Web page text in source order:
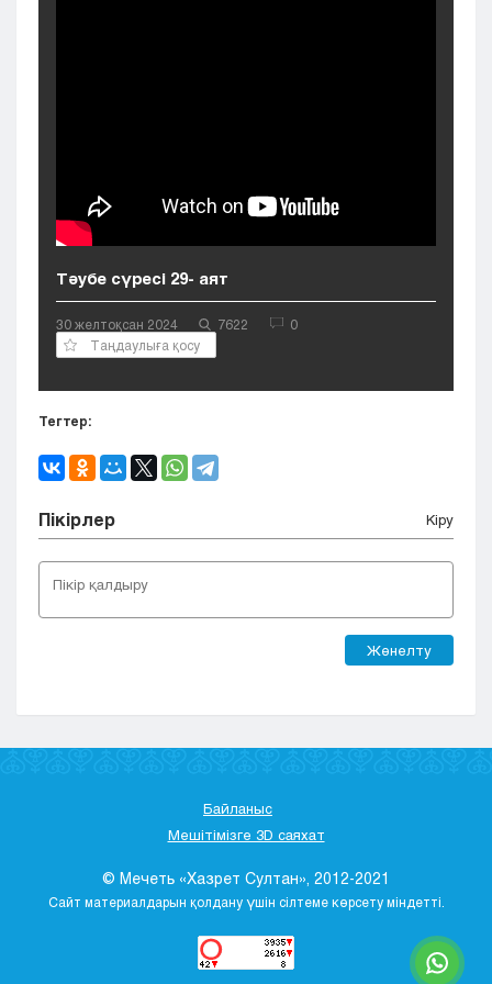
Уральск
Усть-Каменогорск
Тәубе сүресі 29- аят
30 желтоқсан 2024 7622
0
Таңдаулыға қосу
Тегтер:
Пікірлер Кіру
Жөнелту
Байланыс
Мешітімізге 3D саяхат
© Мечеть «Хазрет Султан», 2012-2021
Сайт материалдарын қолдану үшін сілтеме көрсету міндетті.